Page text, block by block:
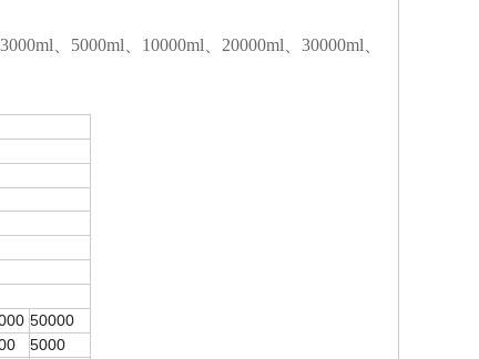
、5000ml、10000ml、20000ml、30000ml、
50000
5000